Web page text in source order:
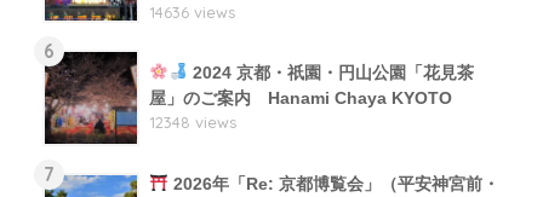
14636 views
6
2024 京都・祇園・円山公園「花見茶
屋」のご案内 Hanami Chaya KYOTO
12348 views
7
2026年「Re: 京都博覧会」（平安神宮前・